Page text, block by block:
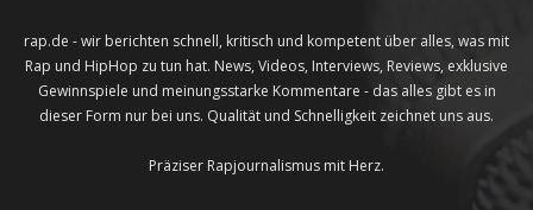
rap.de - wir berichten schnell, kritisch und kompetent über alles, was mit
Rap und HipHop zu tun hat. News, Videos, Interviews, Reviews, exklusive
Gewinnspiele und meinungsstarke Kommentare - das alles gibt es in
dieser Form nur bei uns. Qualität und Schnelligkeit zeichnet uns aus.
Präziser Rapjournalismus mit Herz.